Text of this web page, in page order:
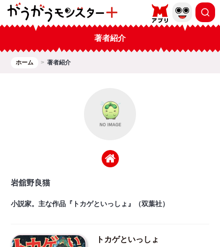
著者紹介
ホーム 著者紹介
岩舘野良猫
小説家。主な作品『トカゲといっしょ』（双葉社）
トカゲといっしょ